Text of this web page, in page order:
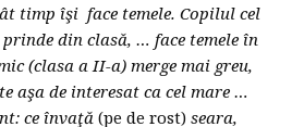
timp îşi face temele. Copilul cel
din clasă, … face temele în
(clasa a II-a) merge mai greu,
aşa de interesat ca cel mare …
ce învaţă(pe de rost)seara,